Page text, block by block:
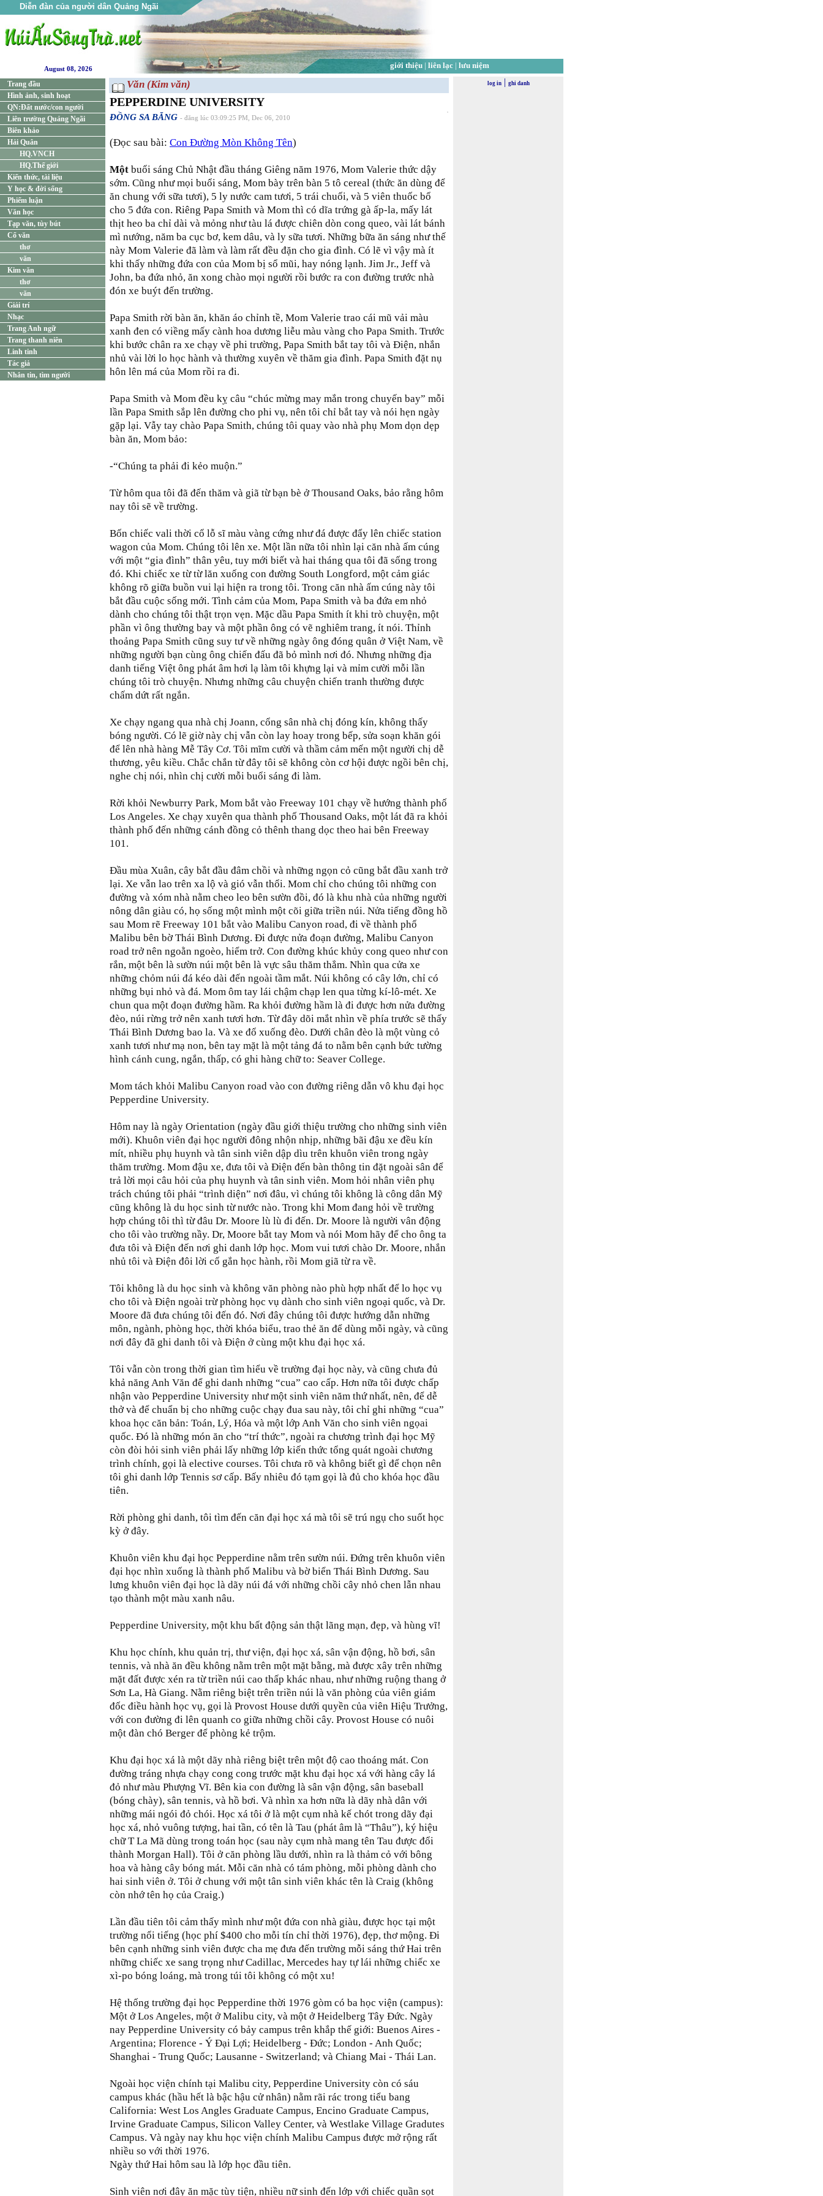
Diễn đàn của người dân Quảng Ngãi
giới thiệu| liên lạc| lưu niệm
August 08, 2026
Trang đầu
Hình ảnh, sinh hoạt
QN:Đất nước/con người
Liên trường Quảng Ngãi
Biên khảo
Hải Quân
HQ.VNCH
HQ.Thế giới
Kiến thức, tài liệu
Y học & đời sống
Phiếm luận
Văn học
Tạp văn, tùy bút
Cổ văn
thơ
văn
Kim văn
thơ
văn
Giải trí
Nhạc
Trang Anh ngữ
Trang thanh niên
Linh tinh
Tác giả
Nhắn tin, tìm người
Văn (Kim văn)
PEPPERDINE UNIVERSITY
ĐỒNG SA BĂNG - đăng lúc 03:09:25 PM, Dec 06, 2010
(Đọc sau bài: Con Đường Mòn Không Tên)
Một buổi sáng Chủ Nhật đầu tháng Giêng năm 1976, Mom Valerie thức dậy
sớm. Cũng như mọi buổi sáng, Mom bày trên bàn 5 tô cereal (thức ăn dùng để
ăn chung với sữa tươi), 5 ly nước cam tươi, 5 trái chuối, và 5 viên thuốc bổ
cho 5 đứa con. Riêng Papa Smith và Mom thì có dĩa trứng gà ấp-la, mấy lát
thịt heo ba chỉ dài và mỏng như tàu lá được chiên dòn cong queo, vài lát bánh
mì nướng, năm ba cục bơ, kem dâu, và ly sữa tươi. Những bữa ăn sáng như thế
này Mom Valerie đã làm và làm rất đều đặn cho gia đình. Có lẽ vì vậy mà ít
khi thấy những đứa con của Mom bị sổ mũi, hay nóng lạnh. Jim Jr., Jeff và
John, ba đứa nhỏ, ăn xong chào mọi người rồi bước ra con đường trước nhà
đón xe buýt đến trường.
Papa Smith rời bàn ăn, khăn áo chỉnh tề, Mom Valerie trao cái mũ vải màu
xanh đen có viềng mấy cành hoa dương liễu màu vàng cho Papa Smith. Trước
khi bước chân ra xe chạy về phi trường, Papa Smith bắt tay tôi và Điện, nhắn
nhủ vài lời lo học hành và thường xuyên về thăm gia đình. Papa Smith đặt nụ
hôn lên má của Mom rồi ra đi.
Papa Smith và Mom đều kỵ câu “chúc mừng may mắn trong chuyến bay” mỗi
lần Papa Smith sắp lên đường cho phi vụ, nên tôi chỉ bắt tay và nói hẹn ngày
gặp lại. Vẫy tay chào Papa Smith, chúng tôi quay vào nhà phụ Mom dọn dẹp
bàn ăn, Mom bảo:
-“Chúng ta phải đi kẻo muộn.”
Từ hôm qua tôi đã đến thăm và giã từ bạn bè ở Thousand Oaks, bảo rằng hôm
nay tôi sẽ về trường.
Bốn chiếc vali thời cổ lỗ sĩ màu vàng cứng như đá được đẩy lên chiếc station
wagon của Mom. Chúng tôi lên xe. Một lần nữa tôi nhìn lại căn nhà ấm cúng
với một “gia đình” thân yêu, tuy mới biết và hai tháng qua tôi đã sống trong
đó. Khi chiếc xe từ từ lăn xuống con đường South Longford, một cảm giác
không rõ giữa buồn vui lại hiện ra trong tôi. Trong căn nhà ấm cúng này tôi
bắt đầu cuộc sống mới. Tình cảm của Mom, Papa Smith và ba đứa em nhỏ
dành cho chúng tôi thật trọn vẹn. Mặc dầu Papa Smith ít khi trò chuyện, một
phần vì ông thường bay và một phần ông có vẽ nghiêm trang, ít nói. Thỉnh
thoảng Papa Smith cũng suy tư về những ngày ông đóng quân ở Việt Nam, về
những người bạn cùng ông chiến đấu đã bỏ mình nơi đó. Nhưng những địa
danh tiếng Việt ông phát âm hơi lạ làm tôi khựng lại và mỉm cười mỗi lần
chúng tôi trò chuyện. Nhưng những câu chuyện chiến tranh thường được
chấm dứt rất ngắn.
Xe chạy ngang qua nhà chị Joann, cổng sân nhà chị đóng kín, không thấy
bóng người. Có lẽ giờ này chị vẫn còn lay hoay trong bếp, sửa soạn khăn gói
để lên nhà hàng Mễ Tây Cơ. Tôi mĩm cười và thầm cảm mến một người chị dễ
thương, yêu kiều. Chắc chắn từ đây tôi sẽ không còn cơ hội được ngồi bên chị,
nghe chị nói, nhìn chị cười mỗi buổi sáng đi làm.
Rời khỏi Newburry Park, Mom bắt vào Freeway 101 chạy về hướng thành phố
Los Angeles. Xe chạy xuyên qua thành phố Thousand Oaks, một lát đã ra khỏi
thành phố đến những cánh đồng cỏ thênh thang dọc theo hai bên Freeway
101.
Đầu mùa Xuân, cây bắt đầu đâm chồi và những ngọn cỏ cũng bắt đầu xanh trở
lại. Xe vẫn lao trên xa lộ và gió vẫn thổi. Mom chỉ cho chúng tôi những con
đường và xóm nhà nằm cheo leo bên sườn đồi, đó là khu nhà của những người
nông dân giàu có, họ sống một mình một cõi giữa triền núi. Nửa tiếng đồng hồ
sau Mom rẽ Freeway 101 bắt vào Malibu Canyon road, đi về thành phố
Malibu bên bờ Thái Bình Dương. Đi được nửa đoạn đường, Malibu Canyon
road trở nên ngoằn ngoèo, hiểm trở. Con đường khúc khủy cong queo như con
rắn, một bên là sườn núi một bên là vực sâu thăm thẳm. Nhìn qua cửa xe
những chỏm núi đá kéo dài đến ngoài tầm mắt. Núi không có cây lớn, chỉ có
những bụi nhỏ và đá. Mom ôm tay lái chậm chạp len qua từng kí-lô-mét. Xe
chun qua một đoạn đường hầm. Ra khỏi đường hầm là đi được hơn nửa đường
đèo, núi rừng trở nên xanh tươi hơn. Từ đây dõi mắt nhìn về phía trước sẽ thấy
Thái Bình Dương bao la. Và xe đổ xuống đèo. Dưới chân đèo là một vùng cỏ
xanh tươi như mạ non, bên tay mặt là một tảng đá to nằm bên cạnh bức tường
hình cánh cung, ngắn, thấp, có ghi hàng chữ to: Seaver College.
Mom tách khỏi Malibu Canyon road vào con đường riêng dẫn vô khu đại học
Pepperdine University.
Hôm nay là ngày Orientation (ngày đầu giới thiệu trường cho những sinh viên
mới). Khuôn viên đại học người đông nhộn nhịp, những bãi đậu xe đều kín
mít, nhiều phụ huynh và tân sinh viên dập dìu trên khuôn viên trong ngày
thăm trường. Mom đậu xe, đưa tôi và Điện đến bàn thông tin đặt ngoài sân để
trả lời mọi câu hỏi của phụ huynh và tân sinh viên. Mom hỏi nhân viên phụ
trách chúng tôi phải “trình diện” nơi đâu, vì chúng tôi không là công dân Mỹ
cũng không là du học sinh từ nước nào. Trong khi Mom đang hỏi về trường
hợp chúng tôi thì từ đâu Dr. Moore lù lù đi đến. Dr. Moore là người vân động
cho tôi vào trường nầy. Dr, Moore bắt tay Mom và nói Mom hãy để cho ông ta
đưa tôi và Điện đến nơi ghi danh lớp học. Mom vui tươi chào Dr. Moore, nhắn
nhủ tôi và Điện đôi lời cố gắn học hành, rồi Mom giã từ ra về.
Tôi không là du học sinh và không văn phòng nào phù hợp nhất để lo học vụ
cho tôi và Điện ngoài trừ phòng học vụ dành cho sinh viên ngoại quốc, và Dr.
Moore đã đưa chúng tôi đến đó. Nơi đây chúng tôi được hướng dẫn những
môn, ngành, phòng học, thời khóa biểu, trao thẻ ăn để dùng mỗi ngày, và cũng
nơi đây đã ghi danh tôi và Điện ở cùng một khu đại học xá.
Tôi vẫn còn trong thời gian tìm hiểu về trường đại học này, và cũng chưa đủ
khả năng Anh Văn để ghi danh những “cua” cao cấp. Hơn nữa tôi được chấp
nhận vào Pepperdine University như một sinh viên năm thứ nhất, nên, để dễ
thở và để chuẩn bị cho những cuộc chạy đua sau này, tôi chỉ ghi những “cua”
khoa học căn bản: Toán, Lý, Hóa và một lớp Anh Văn cho sinh viên ngọai
quốc. Đó là những món ăn cho “trí thức”, ngoài ra chương trình đại học Mỹ
còn đòi hỏi sinh viên phải lấy những lớp kiến thức tổng quát ngoài chương
trình chính, gọi là elective courses. Tôi chưa rõ và không biết gì để chọn nên
tôi ghi danh lớp Tennis sơ cấp. Bấy nhiêu đó tạm gọi là đủ cho khóa học đầu
tiên.
Rời phòng ghi danh, tôi tìm đến căn đại học xá mà tôi sẽ trú ngụ cho suốt học
kỳ ở đây.
Khuôn viên khu đại học Pepperdine nằm trên sườn núi. Đứng trên khuôn viên
đại học nhìn xuống là thành phố Malibu và bờ biển Thái Bình Dương. Sau
lưng khuôn viên đại học là dãy núi đá với những chồi cây nhỏ chen lẫn nhau
tạo thành một màu xanh nâu.
Pepperdine University, một khu bất động sản thật lãng mạn, đẹp, và hùng vĩ!
Khu học chính, khu quản trị, thư viện, đại học xá, sân vận động, hồ bơi, sân
tennis, và nhà ăn đều không nằm trên một mặt bằng, mà được xây trên những
mặt đất được xén ra từ triền núi cao thấp khác nhau, như những ruộng thang ở
Sơn La, Hà Giang. Nằm riêng biệt trên triền núi là văn phòng của viên giám
đốc điều hành học vụ, gọi là Provost House dưới quyền của viên Hiệu Trưởng,
với con đường đi lên quanh co giữa những chồi cây. Provost House có nuôi
một đàn chó Berger để phòng kẻ trộm.
Khu đại học xá là một dãy nhà riêng biệt trên một độ cao thoáng mát. Con
đường tráng nhựa chạy cong cong trước mặt khu đại học xá với hàng cây lá
đỏ như màu Phượng Vĩ. Bên kia con đường là sân vận động, sân baseball
(bóng chày), sân tennis, và hồ bơi. Và nhìn xa hơn nữa là dãy nhà dân với
những mái ngói đỏ chói. Học xá tôi ở là một cụm nhà kế chót trong dãy đại
học xá, nhỏ vuông tượng, hai tần, có tên là Tau (phát âm là “Thâu”), ký hiệu
chữ T La Mã dùng trong toán học (sau này cụm nhà mang tên Tau được đổi
thành Morgan Hall). Tôi ở căn phòng lầu dưới, nhìn ra là thảm cỏ với bông
hoa và hàng cây bóng mát. Mỗi căn nhà có tám phòng, mỗi phòng dành cho
hai sinh viên ở. Tôi ở chung với một tân sinh viên khác tên là Craig (không
còn nhớ tên họ của Craig.)
Lần đầu tiên tôi cảm thấy mình như một đứa con nhà giàu, được học tại một
trường nổi tiếng (học phí $400 cho mỗi tín chỉ thời 1976), đẹp, thơ mộng. Đi
bên cạnh những sinh viên được cha mẹ đưa đến trường mỗi sáng thứ Hai trên
những chiếc xe sang trọng như Cadillac, Mercedes hay tự lái những chiếc xe
xì-po bóng loáng, mà trong túi tôi không có một xu!
Hệ thống trường đại học Pepperdine thời 1976 gòm có ba học viện (campus):
Một ở Los Angeles, một ở Malibu city, và một ở Heidelberg Tây Đức. Ngày
nay Pepperdine University có bảy campus trên khắp thế giới: Buenos Aires -
Argentina; Florence - Ý Đại Lợi; Heidelberg - Đức; London - Anh Quốc;
Shanghai - Trung Quốc; Lausanne - Switzerland; và Chiang Mai - Thái Lan.
Ngoài học viện chính tại Malibu city, Pepperdine University còn có sáu
campus khác (hầu hết là bậc hậu cử nhân) nằm rãi rác trong tiểu bang
California: West Los Angles Graduate Campus, Encino Graduate Campus,
Irvine Graduate Campus, Silicon Valley Center, và Westlake Village Gradutes
Campus. Và ngày nay khu học viện chính Malibu Campus được mở rộng rất
nhiều so với thời 1976.
Ngày thứ Hai hôm sau là lớp học đầu tiên.
Sinh viên nơi đây ăn mặc tùy tiện, nhiều nữ sinh đến lớp với chiếc quần sọt
log in| ghi danh